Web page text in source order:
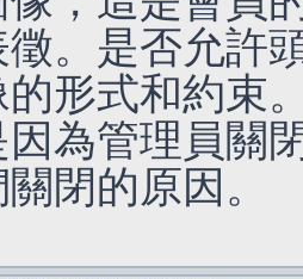
。是否允許
形式和約束
為管理員關
閉的原因。